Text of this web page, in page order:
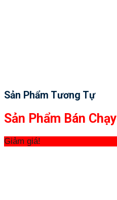
Sản Phẩm Tương Tự
Sản Phẩm Bán Chạy
Giảm giá!